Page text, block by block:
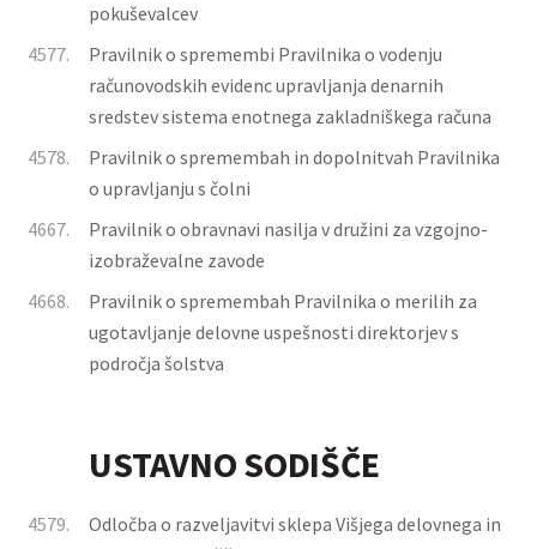
pokuševalcev
4577.
Pravilnik o spremembi Pravilnika o vodenju
računovodskih evidenc upravljanja denarnih
sredstev sistema enotnega zakladniškega računa
4578.
Pravilnik o spremembah in dopolnitvah Pravilnika
o upravljanju s čolni
4667.
Pravilnik o obravnavi nasilja v družini za vzgojno-
izobraževalne zavode
4668.
Pravilnik o spremembah Pravilnika o merilih za
ugotavljanje delovne uspešnosti direktorjev s
področja šolstva
USTAVNO SODIŠČE
4579.
Odločba o razveljavitvi sklepa Višjega delovnega in